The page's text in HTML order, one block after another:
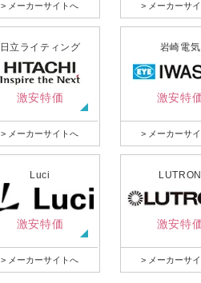
> メーカーサイトへ > メーカーサ
日立ライティング
激安特価
> メーカーサイトへ
岩崎電気
激安特
> メーカーサ
Luci
激安特価
> メーカーサイトへ
LUTRON
激安特
> メーカーサ